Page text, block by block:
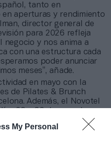
My Personal
tanto en
aperturas y rendimiento
director general de
para 2026 refleja
negocio y nos anima a
con una estructura cada
poder anunciar
meses”, añade.
en mayo con la
de Pilates & Brunch
Además, el Novotel
reunirá a franquiciados
International.